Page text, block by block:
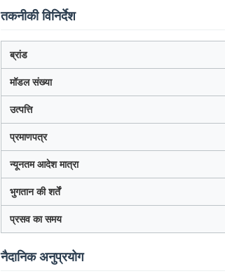
तकनीकी विनिर्देश
ब्रांड
मॉडल संख्या
उत्पत्ति
प्रमाणपत्र
न्यूनतम आदेश मात्रा
भुगतान की शर्तें
प्रसव का समय
नैदानिक अनुप्रयोग